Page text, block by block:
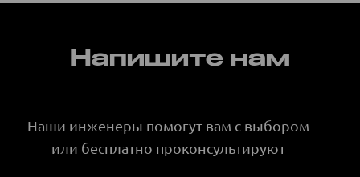
Напишите нам
Наши инженеры помогут вам с выбором
или бесплатно проконсультируют